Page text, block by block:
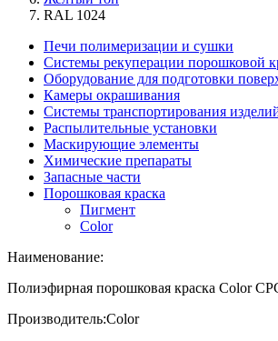
RAL 1024
Печи полимеризации и сушки
Системы рекуперации порошковой
Оборудование для подготовки
Камеры окрашивания
Системы транспортирования
Распылительные установки
Маскирующие элементы
Химические препараты
Запасные части
Порошковая краска
Пигмент
Color
Наименование:
Полиэфирная порошковая краска Color
Производитель:Color